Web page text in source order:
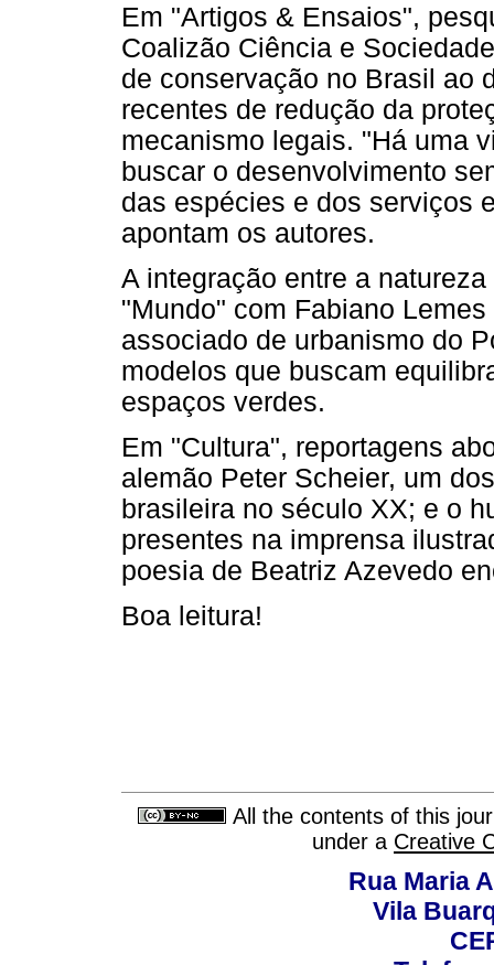
Em "Artigos & Ensaios",
Coalizão Ciência e
de conservação no Brasil ao
recentes de redução da
mecanismo legais. "Há uma
buscar o desenvolvimento
das espécies e dos serviços
apontam os autores.
A integração entre a
"Mundo" com Fabiano
associado de urbanismo do
modelos que buscam
espaços verdes.
Em "Cultura", reportagens
alemão Peter Scheier, um
brasileira no século XX; e o
presentes na imprensa
poesia de Beatriz Azevedo
Boa leitura!
All the contents of this
under a Creative
Rua Maria
Vila